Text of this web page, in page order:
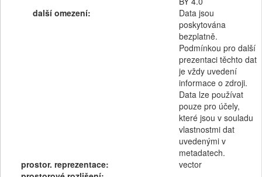
další omezení:
Data jsou
poskytována
bezplatně.
Podmínkou pro další
prezentaci těchto dat
je vždy uvedení
informace o zdroji.
Data lze používat
pouze pro účely,
které jsou v souladu
vlastnostmi dat
uvedenými v
metadatech.
prostor. reprezentace:
vector